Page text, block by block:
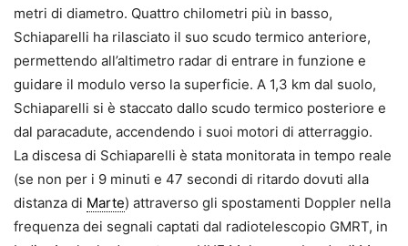
metri di diametro. Quattro chilometri più in basso,
Schiaparelli ha rilasciato il suo scudo termico anteriore,
permettendo all’altimetro radar di entrare in funzione e
guidare il modulo verso la superficie. A 1,3 km dal suolo,
Schiaparelli si è staccato dallo scudo termico posteriore e
dal paracadute, accendendo i suoi motori di atterraggio.
La discesa di Schiaparelli è stata monitorata in tempo reale
(se non per i 9 minuti e 47 secondi di ritardo dovuti alla
distanza di Marte) attraverso gli spostamenti Doppler nella
frequenza dei segnali captati dal radiotelescopio GMRT, in